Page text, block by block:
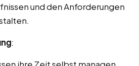
und den Anforderungen
: